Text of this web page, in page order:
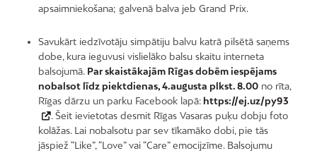
apsaimniekošana; galvenā balva jeb Grand Prix.
Savukārt iedzīvotāju simpātiju balvu katrā pilsētā saņems
dobe, kura ieguvusi vislielāko balsu skaitu interneta
balsojumā. Par skaistākajām Rīgas dobēm iespējams
nobalsot līdz piektdienas, 4.augusta plkst. 8.00no rīta,
Rīgas dārzu un parku Facebook lapā:https://ej.uz/py93
. Šeit ievietotas desmit Rīgas Vasaras puķu dobju foto
kolāžas. Lai nobalsotu par sev tīkamāko dobi, pie tās
jāspiež “Like”, “Love” vai “Care” emocijzīme. Balsojumu